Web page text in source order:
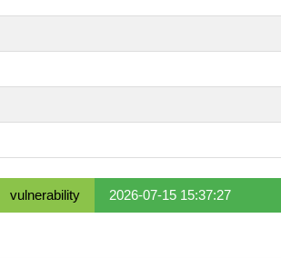
vulnerability 2026-07-15 15:37:27